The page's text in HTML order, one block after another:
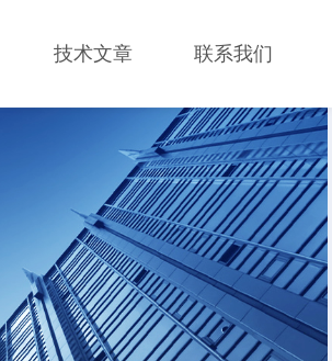
技术文章 联系我们